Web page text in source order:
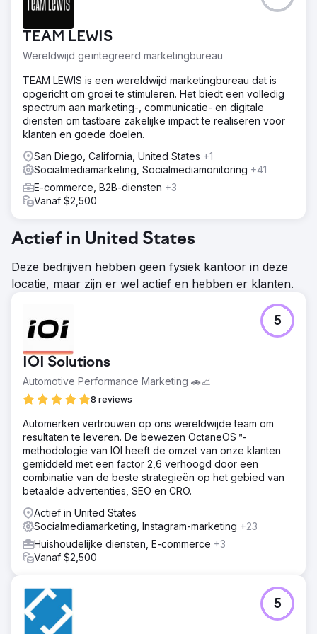
We combineerden Google Ads met SEO-content, waarbij
zoekvolume en meer dan 120 pagina's in advertorialstijl
publiceerden. Met behulp van Google Ads zetten we
dynamische contentadvertenties in om een maximale
dekking van de funnel te garanderen.
Resultaat
Ze genereerden vijf keer zoveel leads als normaal
gesproken op een conferentie. Hun verkoopteam begon
relaties op te bouwen en sloot na 2-3 maanden deals met
een hoge jaarlijkse contractwaarde (ACV) voor hun
software. In de eerste 15 maanden hebben we met deze
aanpak $3 miljoen aan ACV aan de omzet toegevoegd.
TEAM LEWIS
Wereldwijd geïntegreerd marketingbureau
TEAM LEWIS is een wereldwijd marketingbureau dat is
opgericht om groei te stimuleren. Het biedt een volledig
spectrum aan marketing-, communicatie- en digitale
diensten om tastbare zakelijke impact te realiseren voor
klanten en goede doelen.
San Diego, California, United States +1
Socialmediamarketing, Socialmediamonitoring +41
E-commerce, B2B-diensten +3
Vanaf $2,500
Actief in United States
Deze bedrijven hebben geen fysiek kantoor in deze
locatie, maar zijn er wel actief en hebben er klanten.
IOI Solutions
Automotive Performance Marketing 🚗📈
8 reviews
5
Automerken vertrouwen op ons wereldwijde team om
resultaten te leveren. De bewezen OctaneOS™-
methodologie van IOI heeft de omzet van onze klanten
gemiddeld met een factor 2,6 verhoogd door een
combinatie van de beste strategieën op het gebied van
betaalde advertenties, SEO en CRO.
Actief in United States
Socialmediamarketing, Instagram-marketing +23
Huishoudelijke diensten, E-commerce +3
Vanaf $2,500
5